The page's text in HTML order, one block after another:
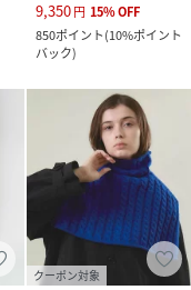
9,350円 15%OFF
850ポイント(10%ポイント
バック)
クーポン対象